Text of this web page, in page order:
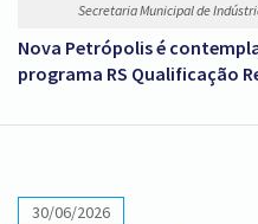
Secretaria Municipal de
Nova Petrópolis é
programa RS Qualificação
30/06/2026